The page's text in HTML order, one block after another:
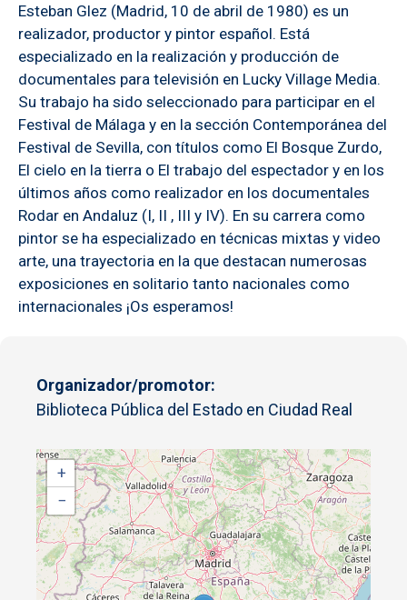
Esteban Glez (Madrid, 10 de abril de 1980) es un
realizador, productor y pintor español. Está
especializado en la realización y producción de
documentales para televisión en Lucky Village Media.
Su trabajo ha sido seleccionado para participar en el
Festival de Málaga y en la sección Contemporánea del
Festival de Sevilla, con títulos como El Bosque Zurdo,
El cielo en la tierra o El trabajo del espectador y en los
últimos años como realizador en los documentales
Rodar en Andaluz (I, II , III y IV). En su carrera como
pintor se ha especializado en técnicas mixtas y video
arte, una trayectoria en la que destacan numerosas
exposiciones en solitario tanto nacionales como
internacionales ¡Os esperamos!
Organizador/promotor
Biblioteca Pública del Estado en Ciudad Real
+
−